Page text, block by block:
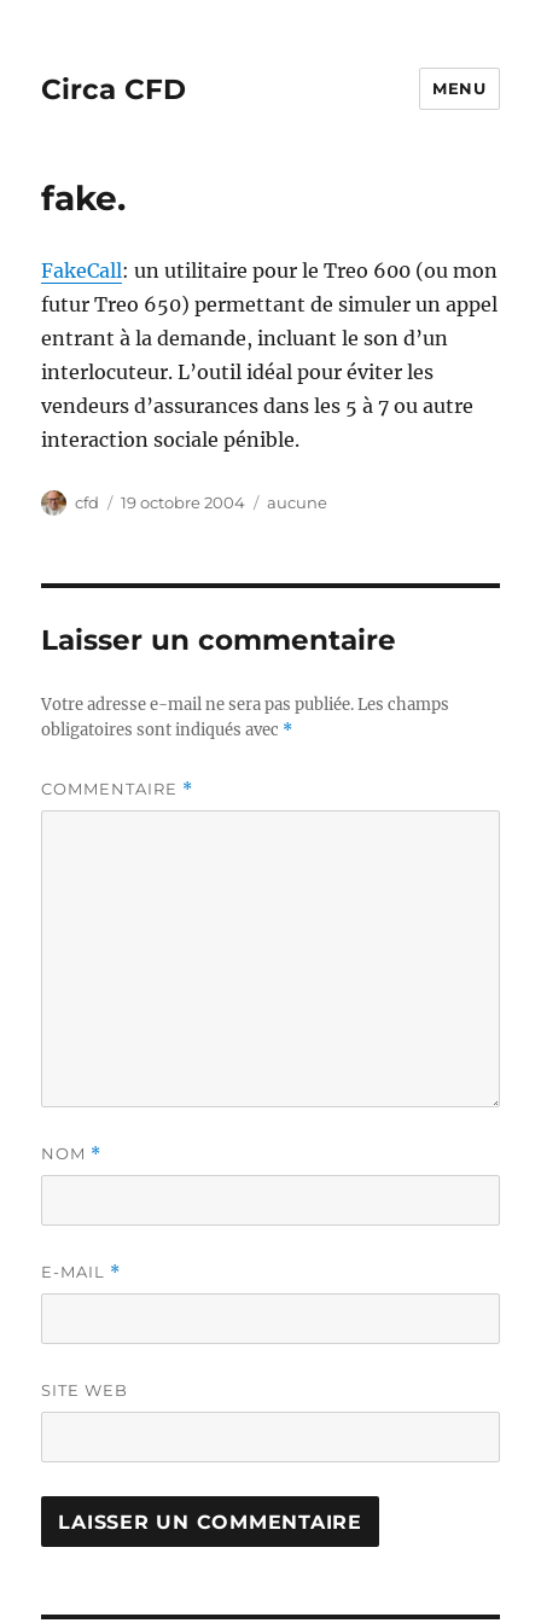
Circa CFD MENU
fake.
FakeCall: un utilitaire pour le Treo 600 (ou mon
futur Treo 650) permettant de simuler un appel
entrant à la demande, incluant le son d’un
interlocuteur. L’outil idéal pour éviter les
vendeurs d’assurances dans les 5 à 7 ou autre
interaction sociale pénible.
Auteur
cfd
Publié
19 octobre 2004 Catégories
aucune
Laisser un commentaire
Votre adresse e-mail ne sera pas publiée. Les champs
obligatoires sont indiqués avec *
COMMENTAIRE *
NOM *
E-MAIL *
SITE WEB